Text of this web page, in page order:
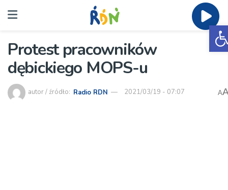
Protest pracowników
dębickiego MOPS-u
autor / źródło: Radio RDN 2021/03/19 - 07:07 A